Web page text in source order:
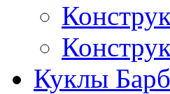
Куклы